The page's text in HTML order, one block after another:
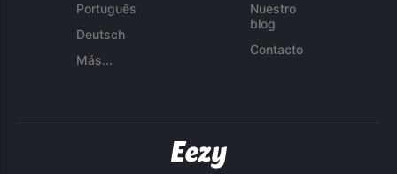
Português
Deutsch
Más...
Nuestro
blog
Contacto